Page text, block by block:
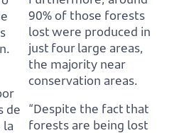
de
la
90% of those forests
lost were produced in
just four large areas,
the majority near
conservation areas.
“Despite the fact that
forests are being lost